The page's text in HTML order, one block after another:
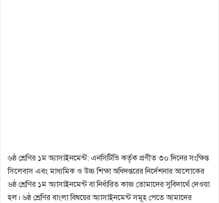
৬ষ্ঠ শ্রেণির ১ম অ্যাসাইনমেন্ট: এনসিটিভি কর্তৃক প্রণীত ৩০ দিনের সংক্ষিপ্ত
সিলেবাস এবং মাধ্যমিক ও উচ্চ শিক্ষা অধিদপ্তরের নির্দেশনার আলোকের
৬ষ্ঠ শ্রেণির ১ম অ্যাসাইনমেন্ট বা নির্ধারিত কাজ তোমাদের সুবিদার্থে দেওয়া
হল। ৬ষ্ঠ শ্রেণির বাংলা বিষয়ের অ্যাসাইনমেন্ট সমূহ পেতে আমাদের